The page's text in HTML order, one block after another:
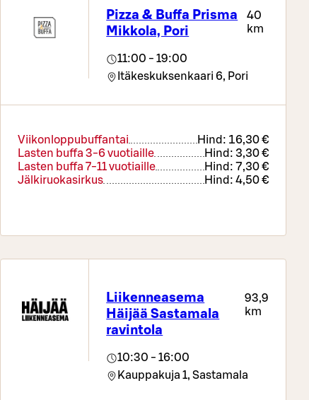
Pizza & Buffa Prisma
Mikkola, Pori
40
km
11:00 - 19:00
Itäkeskuksenkaari 6, Pori
Viikonloppubuffantai Hind: 16,30 €
Lasten buffa 3-6 vuotiaille
Hind: 3,30 €
Lasten buffa 7-11 vuotiaille
Hind: 7,30 €
Jälkiruokasirkus
Hind: 4,50 €
Liikenneasema
Häijää Sastamala
ravintola
93,9
km
10:30 - 16:00
Kauppakuja 1, Sastamala